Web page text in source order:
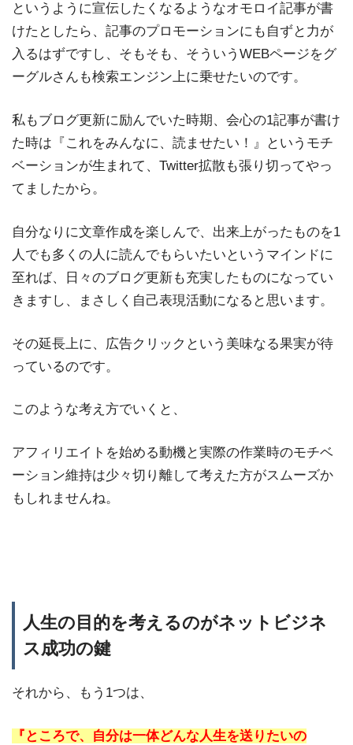
というように宣伝したくなるようなオモロイ記事が書
けたとしたら、記事のプロモーションにも自ずと力が
入るはずですし、そもそも、そういうWEBページをグ
ーグルさんも検索エンジン上に乗せたいのです。
私もブログ更新に励んでいた時期、会心の1記事が書け
た時は『これをみんなに、読ませたい！』というモチ
ベーションが生まれて、Twitter拡散も張り切ってやっ
てましたから。
自分なりに文章作成を楽しんで、出来上がったものを1
人でも多くの人に読んでもらいたいというマインドに
至れば、日々のブログ更新も充実したものになってい
きますし、まさしく自己表現活動になると思います。
その延長上に、広告クリックという美味なる果実が待
っているのです。
このような考え方でいくと、
アフィリエイトを始める動機と実際の作業時のモチベ
ーション維持は少々切り離して考えた方がスムーズか
もしれませんね。
人生の目的を考えるのがネットビジネ
ス成功の鍵
それから、もう1つは、
『ところで、自分は一体どんな人生を送りたいの